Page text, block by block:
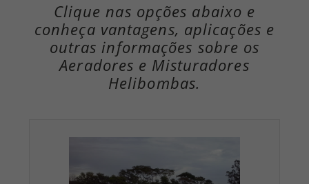
Clique nas opções abaixo e
conheça vantagens, aplicações e
outras informações sobre os
Aeradores e Misturadores
Helibombas.